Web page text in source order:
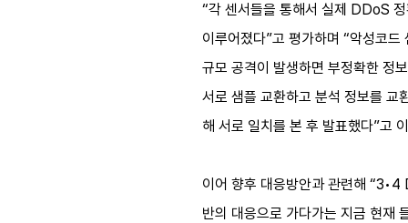
“각 센서들을 통해서 실제 DDoS
이루어졌다”고 평가하며 “악성코
규모 공격이 발생하면 부정확한 정
서로 샘플 교환하고 분석 정보를 교
해 서로 일치를 본 후 발표했다”고
이어 향후 대응방안과 관련해 “3•4
반의 대응으로 가다가는 지금 현재